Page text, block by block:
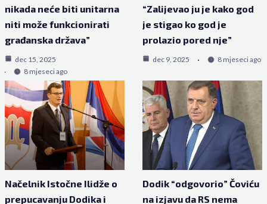
nikada neće biti unitarna
niti može funkcionirati
građanska država”
dec 15, 2025
8 mjeseci ago
“Zalijevao ju je kako god
je stigao ko god je
prolazio pored nje”
dec 9, 2025 8 mjeseci ago
Načelnik Istočne Ilidže o
prepucavanju Dodika i
Dodik “odgovorio” Čoviću
na izjavu da RS nema